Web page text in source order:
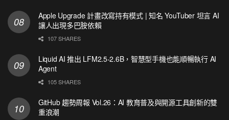
Apple Upgrade 計畫改寫持有模式 | 知名 YouTuber 坦言 AI
讓人出現多巴胺依賴
107 SHARES
Liquid AI 推出 LFM2.5-2.6B，智慧型手機也能順暢執行 AI
Agent
105 SHARES
GitHub 趨勢周報 Vol.26：AI 教育普及與開源工具創新的雙
重浪潮